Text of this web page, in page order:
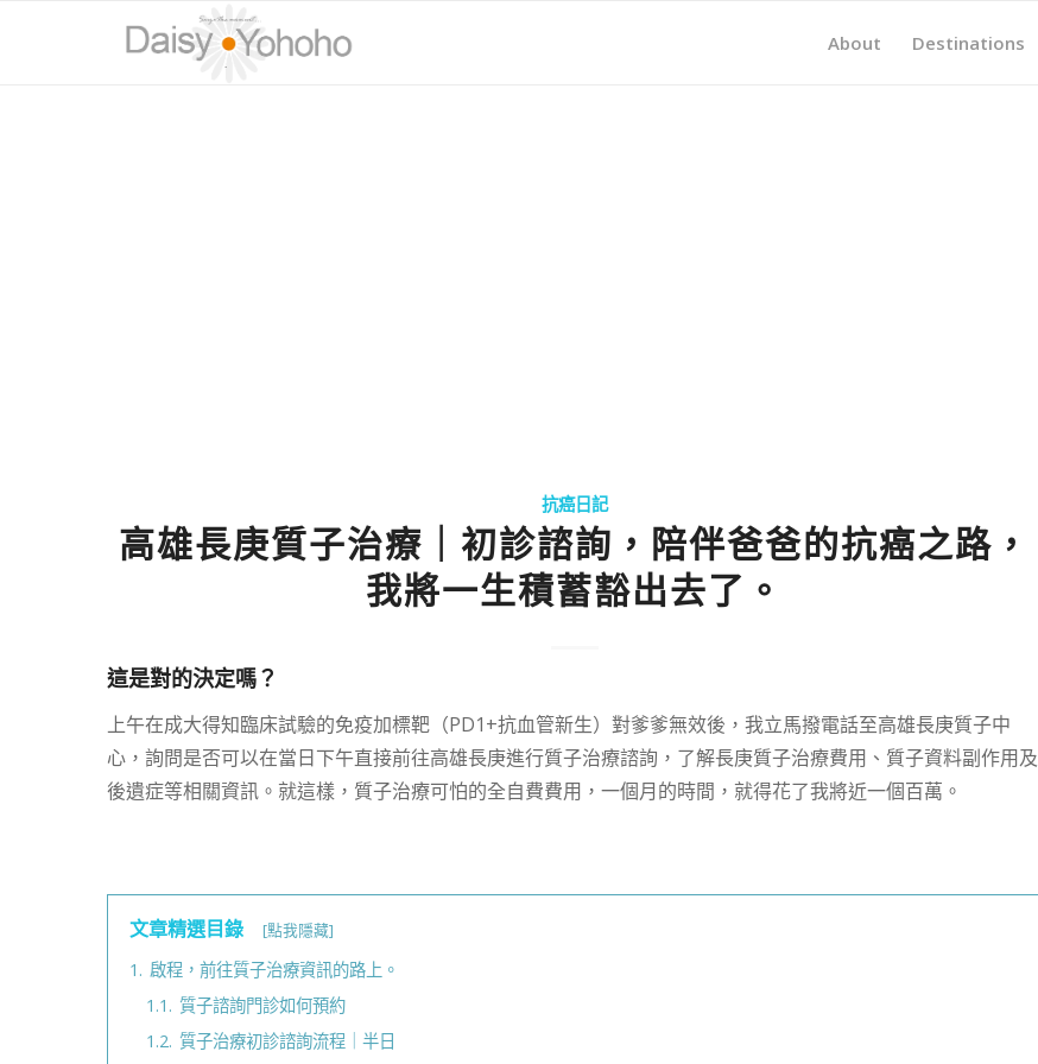
About Destinations
抗癌日記
高雄長庚質子治療｜初診諮詢，陪伴爸爸的抗癌之路，
我將一生積蓄豁出去了。
這是對的決定嗎？
上午在成大得知臨床試驗的免疫加標靶（PD1+抗血管新生）對爹爹無效後，我立馬撥電話至高雄長庚質子中
心，詢問是否可以在當日下午直接前往高雄長庚進行質子治療諮詢，了解長庚質子治療費用、質子資料副作用及
後遺症等相關資訊。就這樣，質子治療可怕的全自費費用，一個月的時間，就得花了我將近一個百萬。
文章精選目錄 [點我隱藏]
1. 啟程，前往質子治療資訊的路上。
1.1. 質子諮詢門診如何預約
1.2. 質子治療初診諮詢流程｜半日